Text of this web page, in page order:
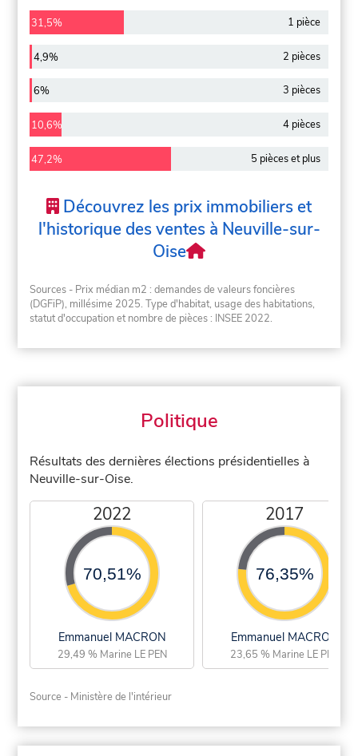
31,5% 1 pièce
4,9% 2 pièces
6% 3 pièces
10,6% 4 pièces
47,2% 5 pièces et plus
Découvrez les prix immobiliers et
l'historique des ventes à Neuville-sur-
Oise
Sources - Prix médian m2 : demandes de valeurs foncières
(DGFiP), millésime 2025. Type d'habitat, usage des habitations,
statut d'occupation et nombre de pièces : INSEE 2022.
Politique
Résultats des dernières élections présidentielles à
Neuville-sur-Oise.
2022
70,51%
Emmanuel MACRON
29,49 % Marine LE PEN
2017
76,35%
Emmanuel MACRON
23,65 % Marine LE PEN
Source - Ministère de l'intérieur